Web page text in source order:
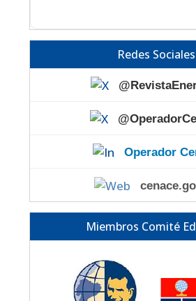
Redes Sociales
Operador
Miembros Comité